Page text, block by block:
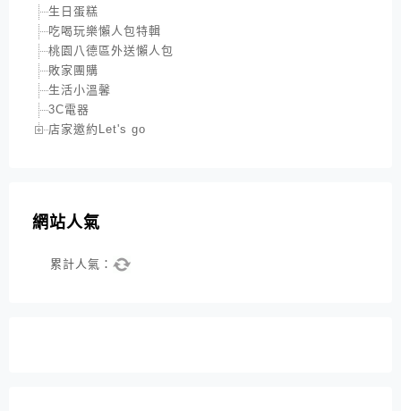
生日蛋糕
吃喝玩樂懶人包特輯
桃園八德區外送懶人包
敗家團購
生活小溫馨
3C電器
店家邀約Let's go
網站人氣
累計人氣：